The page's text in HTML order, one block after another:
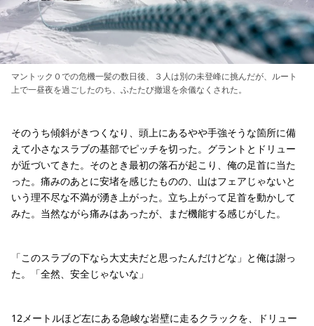
マントック０での危機一髪の数日後、３人は別の未登峰に挑んだが、ルート
上で一昼夜を過ごしたのち、ふたたび撤退を余儀なくされた。
そのうち傾斜がきつくなり、頭上にあるやや手強そうな箇所に備
えて小さなスラブの基部でピッチを切った。グラントとドリュー
が近づいてきた。そのとき最初の落石が起こり、俺の足首に当た
った。痛みのあとに安堵を感じたものの、山はフェアじゃないと
いう理不尽な不満が湧き上がった。立ち上がって足首を動かして
みた。当然ながら痛みはあったが、まだ機能する感じがした。
「このスラブの下なら大丈夫だと思ったんだけどな」と俺は謝っ
た。「全然、安全じゃないな」
12メートルほど左にある急峻な岩壁に走るクラックを、ドリュー